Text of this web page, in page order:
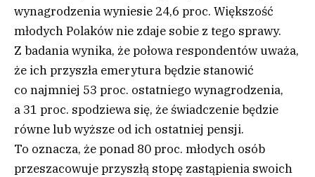
wynagrodzenia wyniesie 24,6 proc. Większość
młodych Polaków nie zdaje sobie z tego sprawy.
Z badania wynika, że połowa respondentów uważa,
że ich przyszła emerytura będzie stanowić
co najmniej 53 proc. ostatniego wynagrodzenia,
a 31 proc. spodziewa się, że świadczenie będzie
równe lub wyższe od ich ostatniej pensji.
To oznacza, że ponad 80 proc. młodych osób
przeszacowuje przyszłą stopę zastąpienia swoich